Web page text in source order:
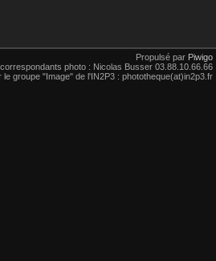
Propulsé par Piwigo
photo : Nicolas Busser 03.88.10.66.66
le groupe "Image" de l'IN2P3 : phototheque(at)in2p3.fr